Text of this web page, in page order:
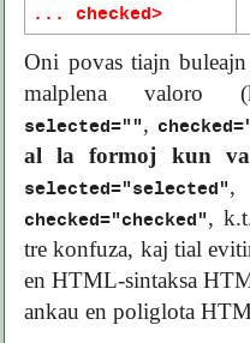
... checked>
Oni povas tiajn
malplena valoro
selected="",
al la formoj kun
selected="selected"
checked="checked",
tre konfuza, kaj tial
en HTML-sintaksa
ankau en poliglota